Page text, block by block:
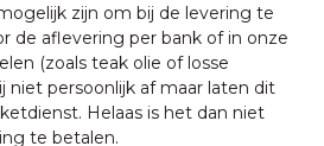
zijn om bij de levering te
de aflevering per bank of in onze
(zoals teak olie of losse
niet persoonlijk af maar laten dit
Helaas is het dan niet
te betalen.